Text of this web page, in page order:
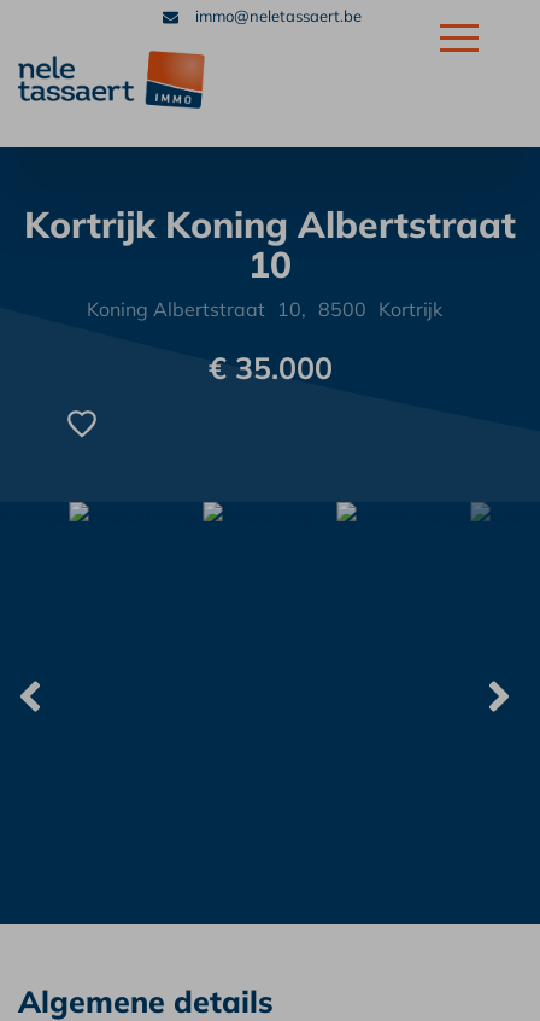
immo@neletassaert.be
Kortrijk Koning Albertstraat
10
Koning Albertstraat 10, 8500 Kortrijk
€ 35.000
Algemene details